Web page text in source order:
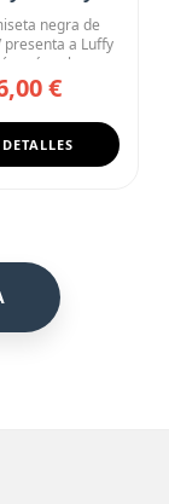
Kanji
negra de
presenta a Luffy
más urbana ...
€